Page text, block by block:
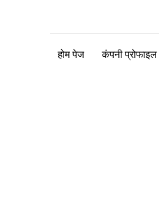
होम पेज कंपनी प्रोफाइल